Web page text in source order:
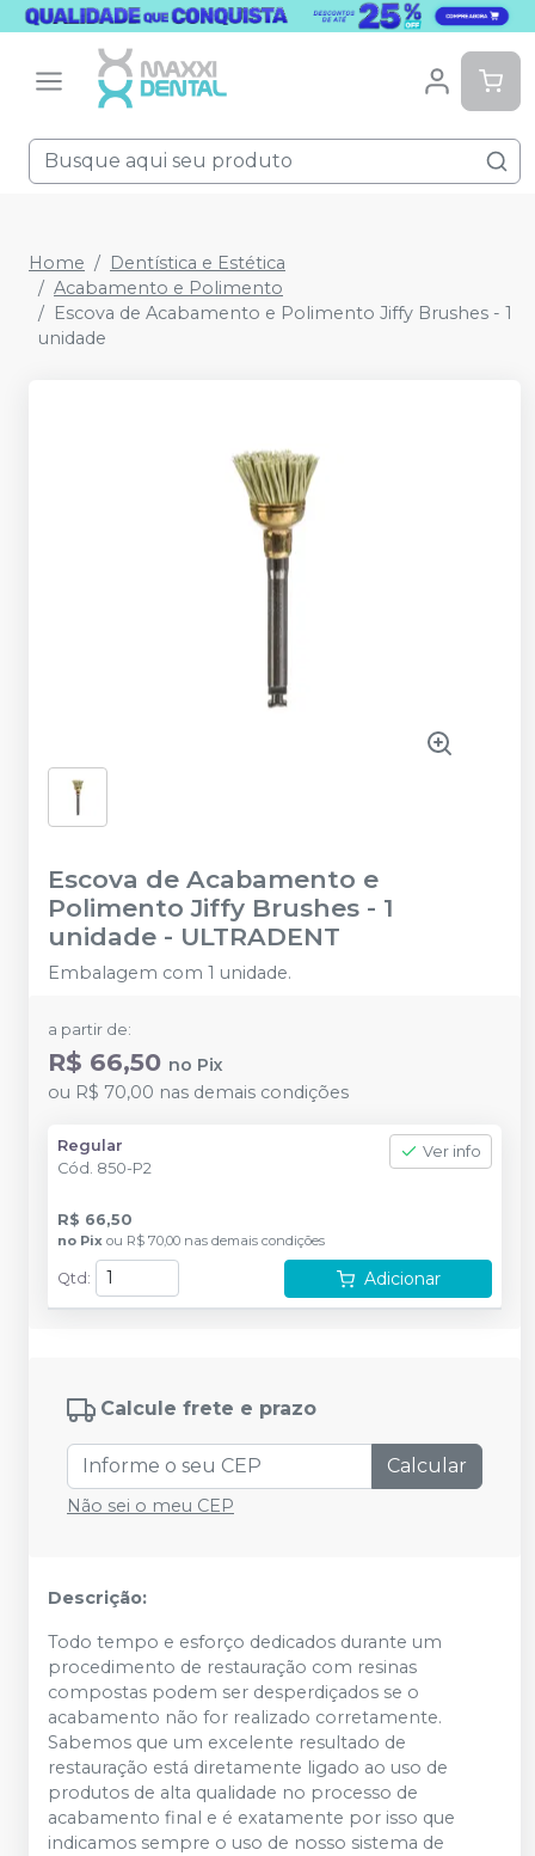
Home
Dentística e Estética
Acabamento e Polimento
Escova de Acabamento e Polimento Jiffy Brushes - 1
unidade
Escova de Acabamento e
Polimento Jiffy Brushes - 1
unidade - ULTRADENT
Embalagem com 1 unidade.
a partir de:
R$ 66,50 no Pix
ou R$ 70,00 nas demais condições
Regular
Cód. 850-P2
Ver info
R$ 66,50
no Pix ou R$ 70,00 nas demais condições
Qtd : Adicionar
Calcule frete e prazo
Calcular
Não sei o meu CEP
Descrição:
Todo tempo e esforço dedicados durante um
procedimento de restauração com resinas
compostas podem ser desperdiçados se o
acabamento não for realizado corretamente.
Sabemos que um excelente resultado de
restauração está diretamente ligado ao uso de
produtos de alta qualidade no processo de
acabamento final e é exatamente por isso que
indicamos sempre o uso de nosso sistema de